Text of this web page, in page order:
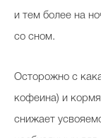
и тем более на
со сном.
Осторожно с
кофеина) и
снижает